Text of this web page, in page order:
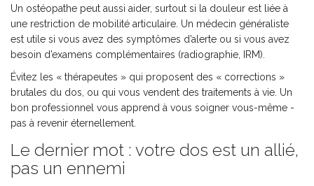
Un ostéopathe peut aussi aider, surtout si la douleur est liée à
une restriction de mobilité articulaire. Un médecin généraliste
est utile si vous avez des symptômes d’alerte ou si vous avez
besoin d’examens complémentaires (radiographie, IRM).
Évitez les « thérapeutes » qui proposent des « corrections »
brutales du dos, ou qui vous vendent des traitements à vie. Un
bon professionnel vous apprend à vous soigner vous-même -
pas à revenir éternellement.
Le dernier mot : votre dos est un allié,
pas un ennemi